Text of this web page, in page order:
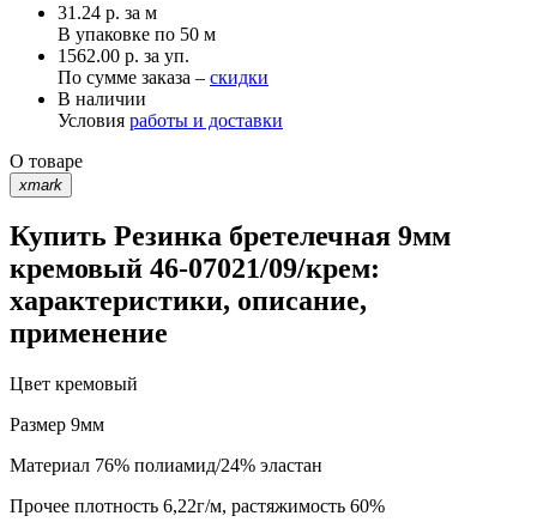
31.24 р. за м
В упаковке по 50 м
1562.00 р. за уп.
По сумме заказа – скидки
В наличии
Условия работы и доставки
О товаре
xmark
Купить Резинка бретелечная 9мм
кремовый 46-07021/09/крем:
характеристики, описание,
применение
Цвет кремовый
Размер 9мм
Материал 76% полиамид/24% эластан
Прочее плотность 6,22г/м, растяжимость 60%